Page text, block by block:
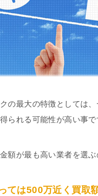
の最大の特徴としては
られる可能性が高い事で
額が最も高い業者を選ぶ
ては500万近く買取